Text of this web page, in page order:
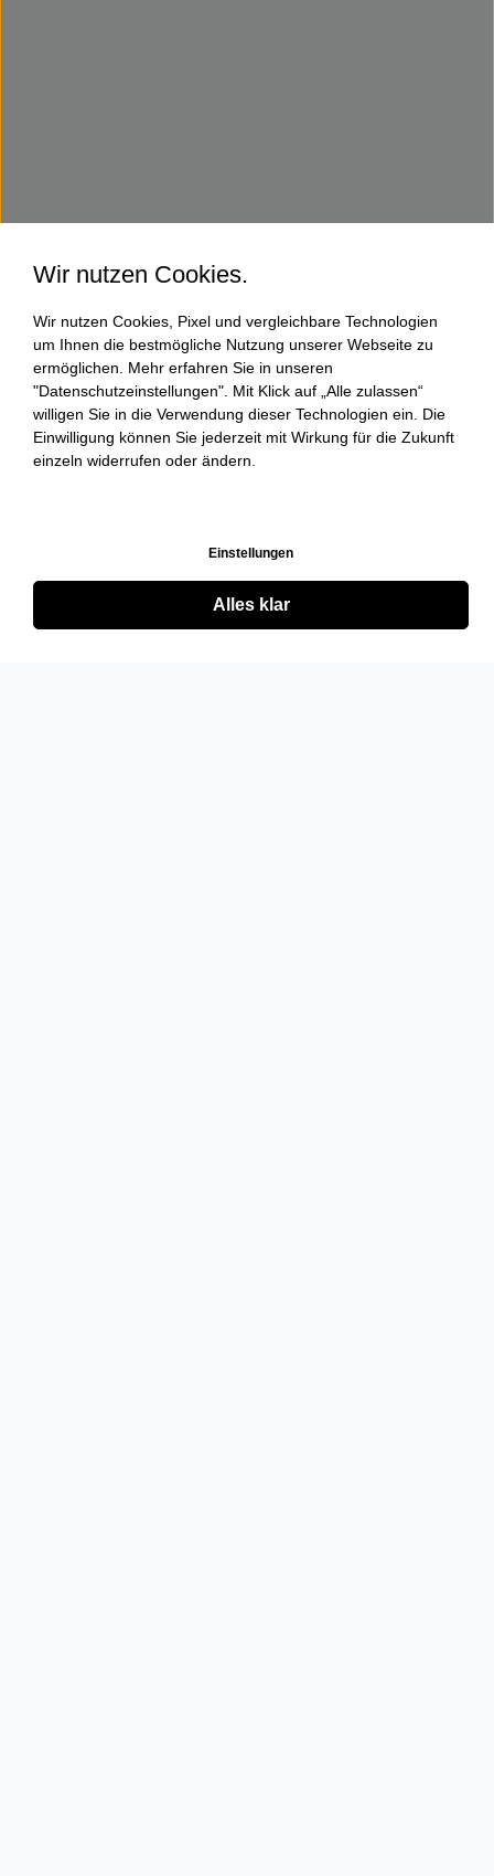
Wir nutzen Cookies.
Wir nutzen Cookies, Pixel und vergleichbare Technologien
um Ihnen die bestmögliche Nutzung unserer Webseite zu
ermöglichen. Mehr erfahren Sie in unseren
"Datenschutzeinstellungen". Mit Klick auf „Alle zulassen“
willigen Sie in die Verwendung dieser Technologien ein. Die
Einwilligung können Sie jederzeit mit Wirkung für die Zukunft
einzeln widerrufen oder ändern.
Einstellungen
Alles klar